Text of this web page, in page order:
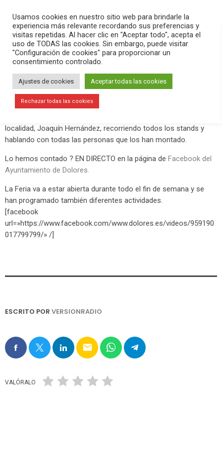
search menu pause PLAY
diciembre 14, 2019
VI Feria de Navidad de Dolores
Durante todo el fin de semana se puede visitar laVI Feria de
Navidad de Dolores
localidad, Joaquín Hernández, recorriendo todos los stands y
hablando con todas las personas que los han montado.
Lo hemos contado ? EN DIRECTO en la página de Facebook del
Ayuntamiento de Dolores.
La Feria va a estar abierta durante todo el fin de semana y se
han programado también diferentes actividades.
[facebook
url=»https://www.facebook.com/www.dolores.es/videos/959190
017799799/» /]
ESCRITO POR VERSIONRADIO
email
VALÓRALO
Usamos cookies en nuestro sitio web para brindarle la
experiencia más relevante recordando sus preferencias y
visitas repetidas. Al hacer clic en "Aceptar todo", acepta el
uso de TODAS las cookies. Sin embargo, puede visitar
"Configuración de cookies" para proporcionar un
consentimiento controlado.
Ajustes de cookies Aceptar todas las cookies
Rechazar todas las cookies